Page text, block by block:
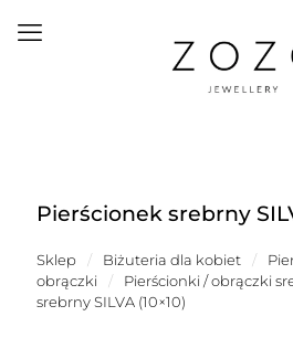
Pierścionek srebrny
Sklep / Biżuteria dla kobiet /
obrączki
/ Pierścionki / obrączki
srebrny SILVA (10×10)